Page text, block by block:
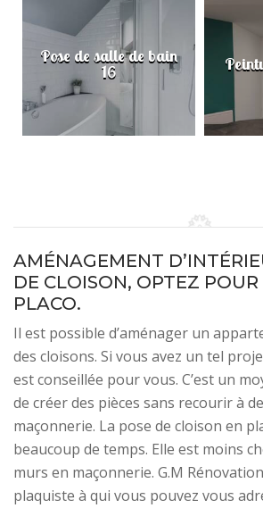
Pose de salle de bain
16
AMÉNAGEMENT
DE CLOISON, OPTEZ
PLACO.
Il est possible d’aménager un
des cloisons. Si vous avez un tel
est conseillée pour vous. C’est un
de créer des pièces sans recourir à
maçonnerie. La pose de cloison en
beaucoup de temps. Elle est moins
murs en maçonnerie. G.M
plaquiste à qui vous pouvez vous